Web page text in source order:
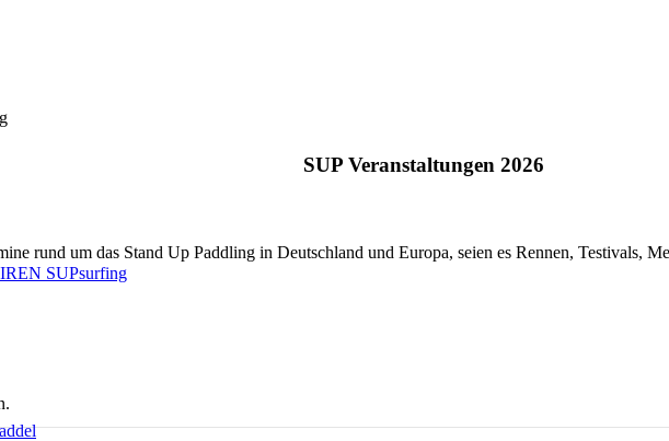
SUPsurfing
SUP Veranstaltungen 2026
rund um das Stand Up Paddling in Deutschland und Europa, seien es Rennen, Testivals,